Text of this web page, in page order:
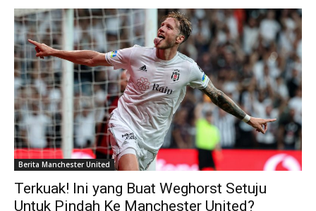
Berita Manchester United
Terkuak! Ini yang Buat Weghorst Setuju
Untuk Pindah Ke Manchester United?